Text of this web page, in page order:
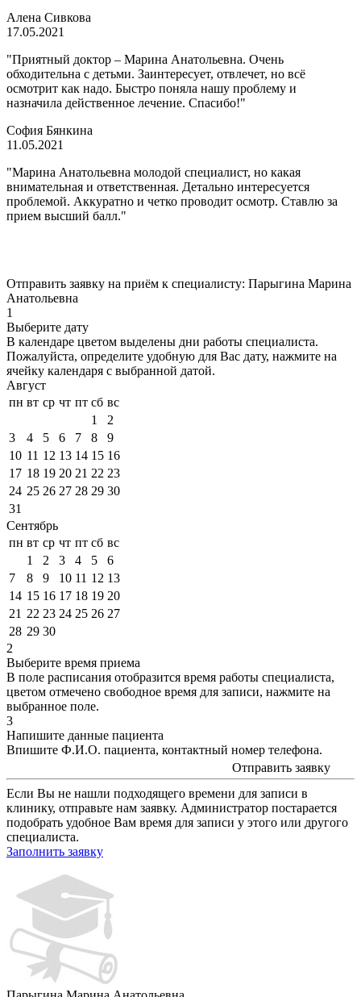
Алена Сивкова
17.05.2021
"Приятный доктор – Марина Анатольевна. Очень
обходительна с детьми. Заинтересует, отвлечет, но всё
осмотрит как надо. Быстро поняла нашу проблему и
назначила действенное лечение. Спасибо!"
София Бянкина
11.05.2021
"Марина Анатольевна молодой специалист, но какая
внимательная и ответственная. Детально интересуется
проблемой. Аккуратно и четко проводит осмотр. Ставлю за
прием высший балл."
Отправить заявку на приём к специалисту: Парыгина Марина
Анатольевна
1
Выберите дату
В календаре цветом выделены дни работы специалиста.
Пожалуйста, определите удобную для Вас дату, нажмите на
ячейку календаря с выбранной датой.
Август
пн вт ср чт пт сб вс
1
2
3
4 5 6 7 8
9
10 11 12 13 14 15 16
17 18 19 20 21 22 23
24 25 26 27 28 29 30
31
Сентябрь
пн вт ср чт пт сб вс
1
2 3 4 5
6
7
8 9 10 11 12 13
14 15 16 17 18 19 20
21 22 23 24 25 26 27
28 29 30
2
Выберите время приема
В поле расписания отобразится время работы специалиста,
цветом отмечено свободное время для записи, нажмите на
выбранное поле.
3
Напишите данные пациента
Впишите Ф.И.О. пациента, контактный номер телефона.
Отправить заявку
Если Вы не нашли подходящего времени для записи в
клинику, отправьте нам заявку. Администратор постарается
подобрать удобное Вам время для записи у этого или другого
специалиста.
Заполнить заявку